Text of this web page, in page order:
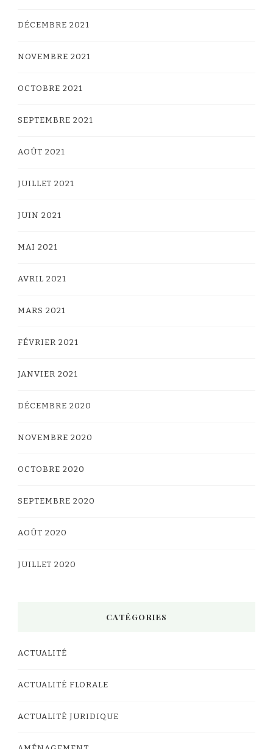
DÉCEMBRE 2021
NOVEMBRE 2021
OCTOBRE 2021
SEPTEMBRE 2021
AOÛT 2021
JUILLET 2021
JUIN 2021
MAI 2021
AVRIL 2021
MARS 2021
FÉVRIER 2021
JANVIER 2021
DÉCEMBRE 2020
NOVEMBRE 2020
OCTOBRE 2020
SEPTEMBRE 2020
AOÛT 2020
JUILLET 2020
CATÉGORIES
ACTUALITÉ
ACTUALITÉ FLORALE
ACTUALITÉ JURIDIQUE